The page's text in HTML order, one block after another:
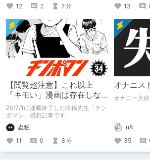
12
2 7分
13
【閲覧超注意】これ以上
「キモい」漫画は存在しな
い？チンポマンとかいう
「魂の殺人」の完成形
26/7/1に連載終了した暗稿先生「チン
ポマン」感想記事です。
蟲独
11
0 8 分
オナニス
オナニー大
u8
35